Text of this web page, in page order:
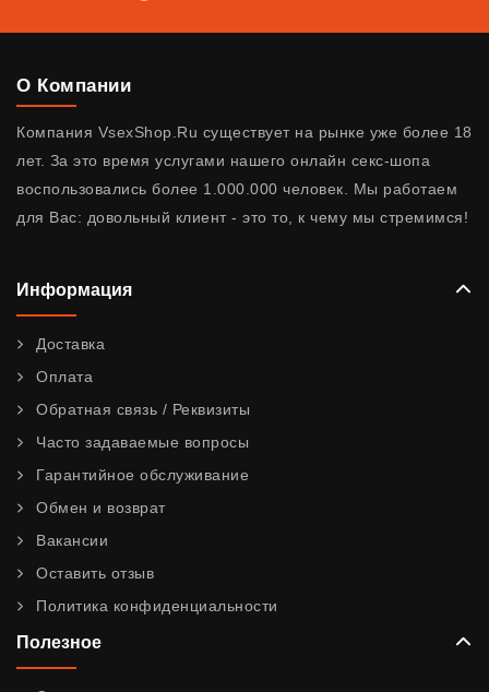
О Компании
Компания VsexShop.Ru существует на рынке уже более 18
лет. За это время услугами нашего онлайн секс-шопа
воспользовались более 1.000.000 человек. Мы работаем
для Вас: довольный клиент - это то, к чему мы стремимся!
Информация
Доставка
Оплата
Обратная связь / Реквизиты
Часто задаваемые вопросы
Гарантийное обслуживание
Обмен и возврат
Вакансии
Оставить отзыв
Политика конфиденциальности
Полезное